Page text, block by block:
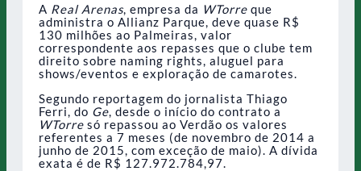
A Real Arenas, empresa da WTorre que
administra o Allianz Parque, deve quase R$
130 milhões ao Palmeiras, valor
correspondente aos repasses que o clube tem
direito sobre naming rights, aluguel para
shows/eventos e exploração de camarotes.
Segundo reportagem do jornalista Thiago
Ferri, do Ge, desde o início do contrato a
WTorre só repassou ao Verdão os valores
referentes a 7 meses (de novembro de 2014 a
junho de 2015, com exceção de maio). A dívida
exata é de R$ 127.972.784,97.